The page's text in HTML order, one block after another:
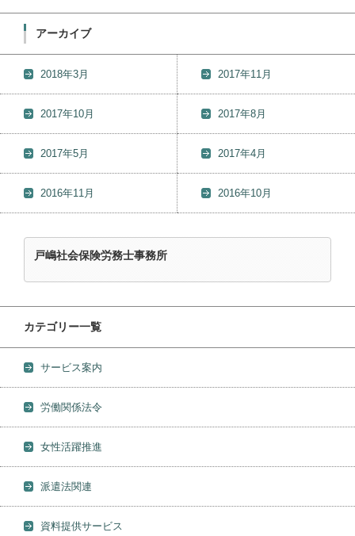
アーカイブ
2018年3月 2017年11月
2017年10月 2017年8月
2017年5月 2017年4月
2016年11月 2016年10月
戸嶋社会保険労務士事務所
カテゴリー一覧
サービス案内
労働関係法令
女性活躍推進
派遣法関連
資料提供サービス